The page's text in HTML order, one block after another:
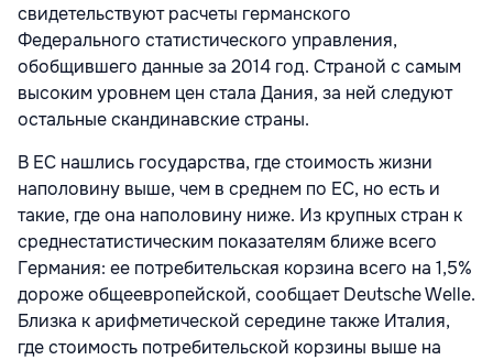
свидетельствуют расчеты германского
Федерального статистического управления,
обобщившего данные за 2014 год. Страной с самым
высоким уровнем цен стала Дания, за ней следуют
остальные скандинавские страны.
В ЕС нашлись государства, где стоимость жизни
наполовину выше, чем в среднем по ЕС, но есть и
такие, где она наполовину ниже. Из крупных стран к
среднестатистическим показателям ближе всего
Германия: ее потребительская корзина всего на 1,5%
дороже общеевропейской, сообщает Deutsche Welle.
Близка к арифметической середине также Италия,
где стоимость потребительской корзины выше на